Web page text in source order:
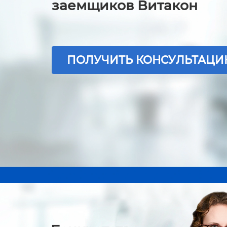
заемщиков Витакон
ПОЛУЧИТЬ